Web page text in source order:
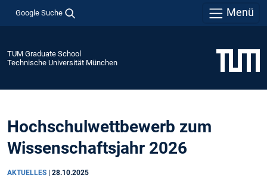
Google Suche Menü
TUM Graduate School
Technische Universität München
Hochschulwettbewerb zum
Wissenschaftsjahr 2026
AKTUELLES 28.10.2025